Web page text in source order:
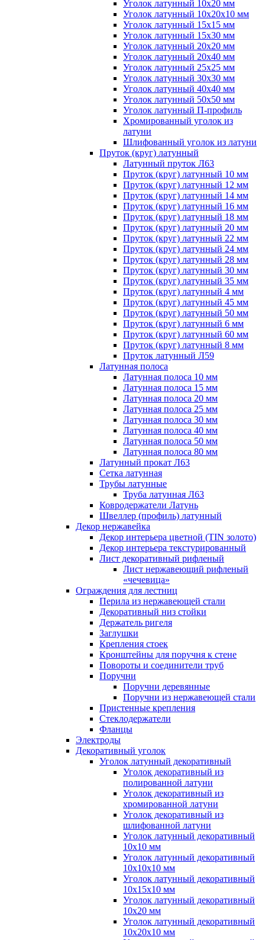
Уголок латунный 10x20 мм
Уголок латунный 10x20x10 мм
Уголок латунный 15x15 мм
Уголок латунный 15x30 мм
Уголок латунный 20x20 мм
Уголок латунный 20x40 мм
Уголок латунный 25x25 мм
Уголок латунный 30x30 мм
Уголок латунный 40x40 мм
Уголок латунный 50x50 мм
Уголок латунный П-профиль
Хромированный уголок из
латуни
Шлифованный уголок из латуни
Пруток (круг) латунный
Латунный пруток Л63
Пруток (круг) латунный 10 мм
Пруток (круг) латунный 12 мм
Пруток (круг) латунный 14 мм
Пруток (круг) латунный 16 мм
Пруток (круг) латунный 18 мм
Пруток (круг) латунный 20 мм
Пруток (круг) латунный 22 мм
Пруток (круг) латунный 24 мм
Пруток (круг) латунный 28 мм
Пруток (круг) латунный 30 мм
Пруток (круг) латунный 35 мм
Пруток (круг) латунный 4 мм
Пруток (круг) латунный 45 мм
Пруток (круг) латунный 50 мм
Пруток (круг) латунный 6 мм
Пруток (круг) латунный 60 мм
Пруток (круг) латунный 8 мм
Пруток латунный Л59
Латунная полоса
Латунная полоса 10 мм
Латунная полоса 15 мм
Латунная полоса 20 мм
Латунная полоса 25 мм
Латунная полоса 30 мм
Латунная полоса 40 мм
Латунная полоса 50 мм
Латунная полоса 80 мм
Латунный прокат Л63
Сетка латунная
Трубы латунные
Труба латунная Л63
Ковродержатели Латунь
Швеллер (профиль) латунный
Декор нержавейка
Декор интерьера цветной (TIN золото)
Декор интерьера текстурированный
Лист декоративный рифленый
Лист нержавеющий рифленый
«чечевица»
Ограждения для лестниц
Перила из нержавеющей стали
Декоративный низ стойки
Держатель ригеля
Заглушки
Крепления стоек
Кронштейны для поручня к стене
Повороты и соединители труб
Поручни
Поручни деревянные
Поручни из нержавеющей стали
Пристенные крепления
Стеклодержатели
Фланцы
Электроды
Декоративный уголок
Уголок латунный декоративный
Уголок декоративный из
полированной латуни
Уголок декоративный из
хромированной латуни
Уголок декоративный из
шлифованной латуни
Уголок латунный декоративный
10x10 мм
Уголок латунный декоративный
10x10x10 мм
Уголок латунный декоративный
10x15x10 мм
Уголок латунный декоративный
10x20 мм
Уголок латунный декоративный
10x20x10 мм